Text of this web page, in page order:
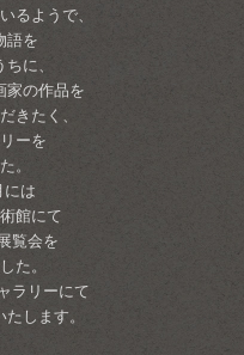
るようで、
語を
に、
家の作品を
きたく、
ーを
。
には
館にて
覧会を
た。
ラリーにて
します。